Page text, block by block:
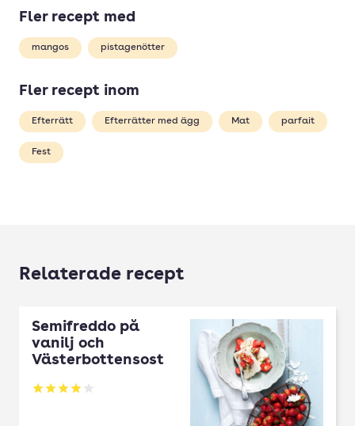
Fler recept med
mangos pistagenötter
Fler recept inom
Efterrätt Efterrätter med ägg Mat parfait
Fest
Relaterade recept
Semifreddo på
vanilj och
Västerbottensost
Betyg: 4 av 5